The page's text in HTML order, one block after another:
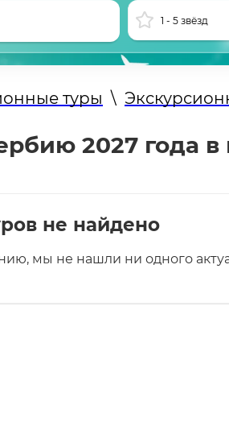
1 - 5 звёзд
туры \
2027 года
не найдено
мы не нашли ни одного